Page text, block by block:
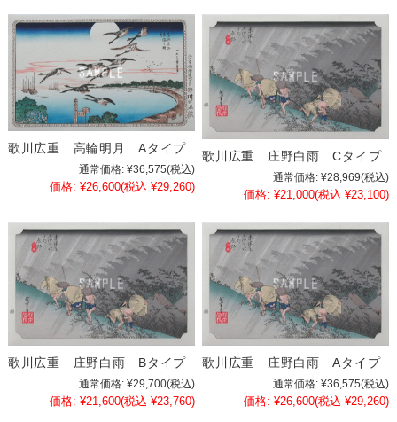
歌川広重 高輪明月 Aタイプ
通常価格: ¥36,575(税込)
価格: ¥26,600(税込 ¥29,260)
歌川広重 庄野白雨 Cタイプ
通常価格: ¥28,969(税込)
価格: ¥21,000(税込 ¥23,100)
歌川広重 庄野白雨 Bタイプ
通常価格: ¥29,700(税込)
価格: ¥21,600(税込 ¥23,760)
歌川広重 庄野白雨 Aタイプ
通常価格: ¥36,575(税込)
価格: ¥26,600(税込 ¥29,260)